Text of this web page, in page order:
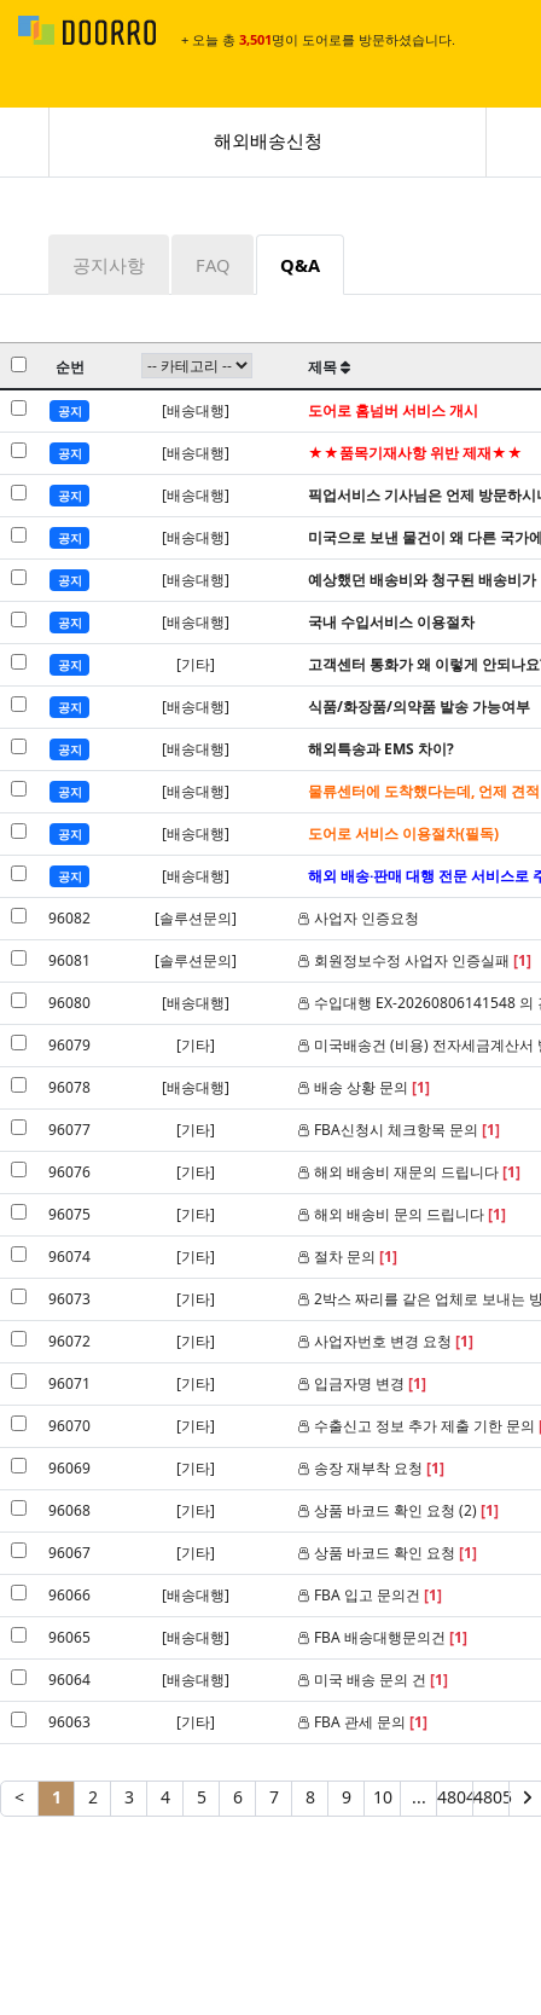
+ 오늘 총 3,501명이 도어로를 방문하셨습니다.
해외배송신청
공지사항 FAQ Q&A
순번 제목
공지 [배송대행] 도어로 홈넘버 서비스 개시
공지 [배송대행] ★★품목기재사항 위반 제재★★
공지 [배송대행] 픽업서비스 기사님은 언제 방문하시
공지 [배송대행] 미국으로 보낸 물건이 왜 다른 국가
공지 [배송대행] 예상했던 배송비와 청구된 배송비
공지 [배송대행] 국내 수입서비스 이용절차
공지 [기타] 고객센터 통화가 왜 이렇게 안되나
공지 [배송대행] 식품/화장품/의약품 발송 가능여부
공지 [배송대행] 해외특송과 EMS 차이?
공지 [배송대행] 물류센터에 도착했다는데, 언제 견
공지 [배송대행] 도어로 서비스 이용절차(필독)
공지 [배송대행] 해외 배송·판매 대행 전문 서비스로
96082 [솔루션문의] 사업자 인증요청
96081 [솔루션문의] 회원정보수정 사업자 인증실패 [1]
96080 [배송대행] 수입대행 EX-20260806141548 의
96079 [기타] 미국배송건 (비용) 전자세금계산
96078 [배송대행] 배송 상황 문의 [1]
96077 [기타] FBA신청시 체크항목 문의 [1]
96076 [기타] 해외 배송비 재문의 드립니다[1]
96075 [기타] 해외 배송비 문의 드립니다[1]
96074 [기타] 절차 문의 [1]
96073 [기타] 2박스 짜리를 같은 업체로 보내는
96072 [기타] 사업자번호 변경 요청 [1]
96071 [기타] 입금자명 변경 [1]
96070 [기타] 수출신고 정보 추가 제출 기한 문의
96069 [기타] 송장 재부착 요청 [1]
96068 [기타] 상품 바코드 확인 요청 (2) [1]
96067 [기타] 상품 바코드 확인 요청 [1]
96066 [배송대행] FBA 입고 문의건 [1]
96065 [배송대행] FBA 배송대행문의건 [1]
96064 [배송대행] 미국 배송 문의 건 [1]
96063 [기타] FBA 관세 문의 [1]
< 1 2 3 4 5 6 7 8 9 10 ... 48044805